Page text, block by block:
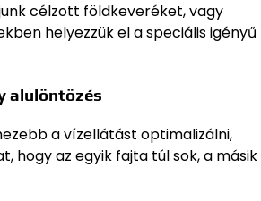
célzott földkeveréket, vagy
helyezzük el a speciális igényű
alulöntözés
a vízellátást optimalizálni,
hogy az egyik fajta túl sok, a másik